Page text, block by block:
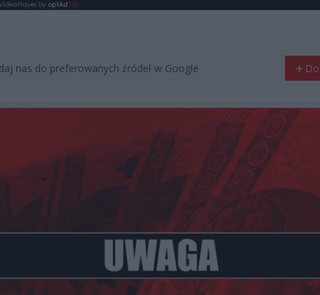
nas do preferowanych źródeł w Google